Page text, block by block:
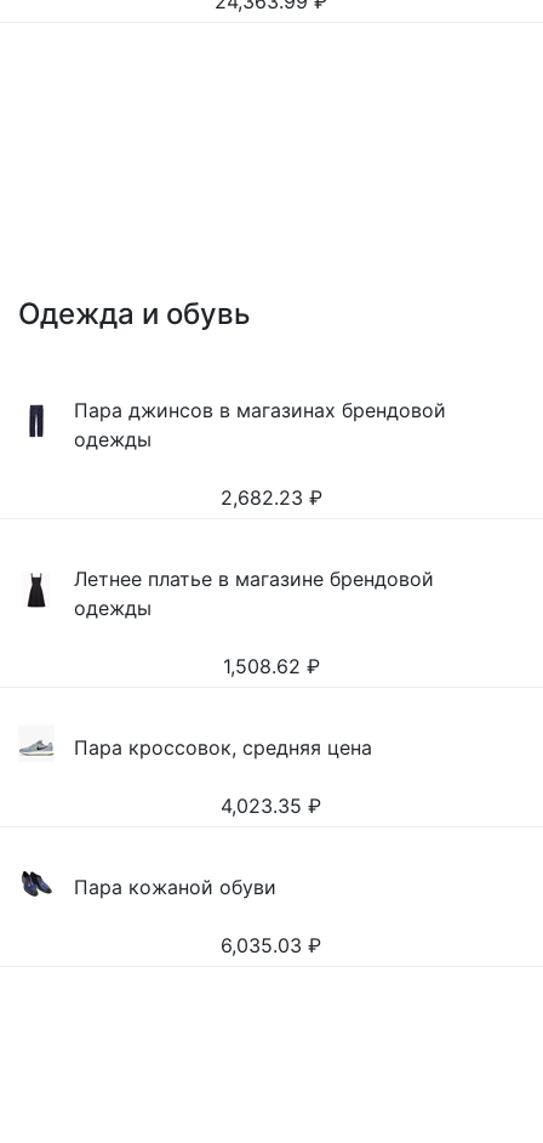
Одежда и обувь
Пара джинсов в магазинах брендовой
одежды
2,682.23 ₽
Летнее платье в магазине брендовой
одежды
1,508.62 ₽
Пара кроссовок, средняя цена
4,023.35 ₽
Пара кожаной обуви
6,035.03 ₽